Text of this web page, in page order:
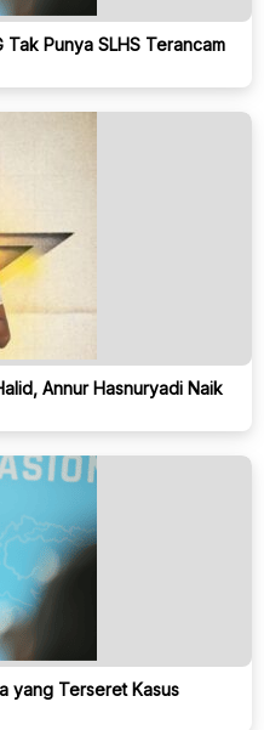
Tak Punya SLHS Terancam
Annur Hasnuryadi Naik
yang Terseret Kasus